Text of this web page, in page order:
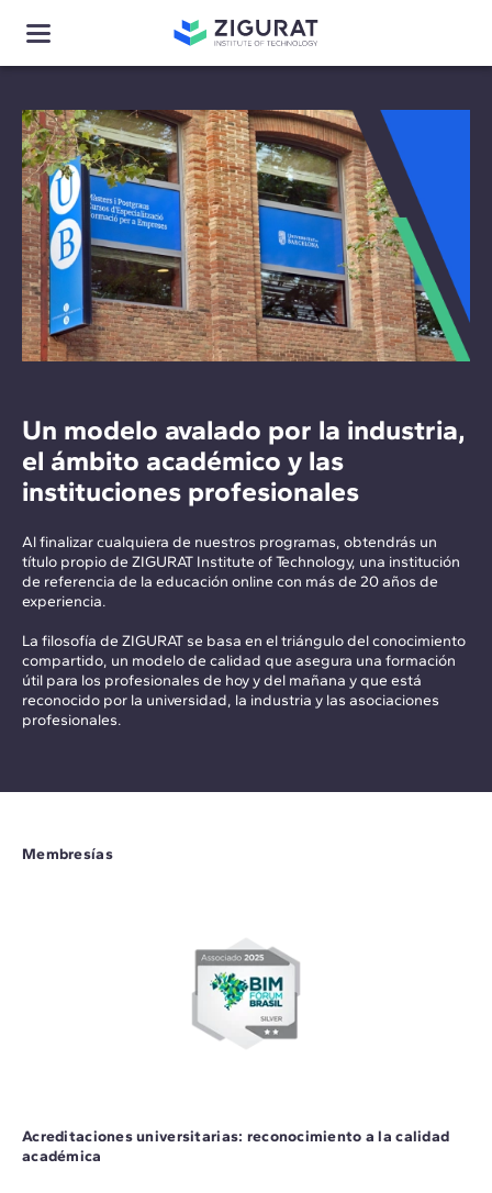
Un modelo avalado por la industria,
el ámbito académico y las
instituciones profesionales
Al finalizar cualquiera de nuestros programas, obtendrás un
título propio de ZIGURAT Institute of Technology, una institución
de referencia de la educación online con más de 20 años de
experiencia.
La filosofía de ZIGURAT se basa en el triángulo del conocimiento
compartido, un modelo de calidad que asegura una formación
útil para los profesionales de hoy y del mañana y que está
reconocido por la universidad, la industria y las asociaciones
profesionales.
Membresías
Acreditaciones universitarias: reconocimiento a la calidad
académica